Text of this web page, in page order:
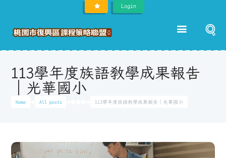
Login
Home All posts 113學年度族語教學成果報告｜光華國小
113學年度族語教學成果報告
｜光華國小